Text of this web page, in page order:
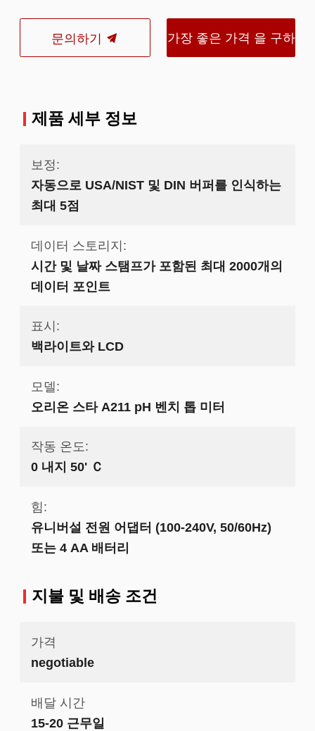
문의하기 가장 좋은 가격 을 구하
제품 세부 정보
보정:
자동으로 USA/NIST 및 DIN 버퍼를 인식하는
최대 5점
데이터 스토리지:
시간 및 날짜 스탬프가 포함된 최대 2000개의
데이터 포인트
표시:
백라이트와 LCD
모델:
오리온 스타 A211 pH 벤치 톱 미터
작동 온도:
0 내지 50' Ｃ
힘:
유니버설 전원 어댑터 (100-240V, 50/60Hz)
또는 4 AA 배터리
지불 및 배송 조건
가격
negotiable
배달 시간
15-20 근무일